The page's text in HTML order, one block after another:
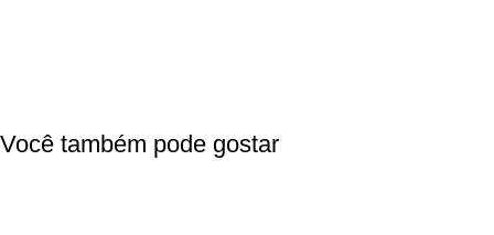
Você também pode gostar